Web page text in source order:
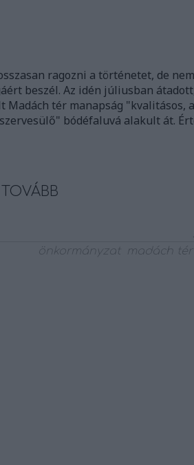
ragozni a történetet, de
beszél. Az idén júliusban
Madách tér manapság "kvalitásos,
bódéfaluvá alakult át.
TOVÁBB
önkormányzat
madách tér